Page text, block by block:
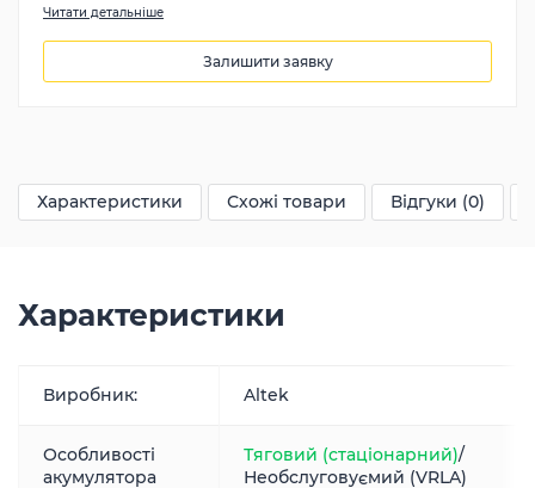
Читати детальніше
Залишити заявку
Характеристики Схожі товари Відгуки (0)
Характеристики
Виробник: Altek
Особливості
акумулятора
Тяговий (стаціонарний)/
Необслуговуємий (VRLA)